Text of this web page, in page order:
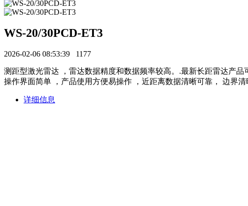
WS-20/30PCD-ET3
2026-02-06 08:53:39 1177
测距型激光雷达 ，雷达数据精度和数据频率较高。.最新长距雷达产品
操作界面简单 ，产品使用方便易操作 ，近距离数据清晰可靠， 边界清
详细信息